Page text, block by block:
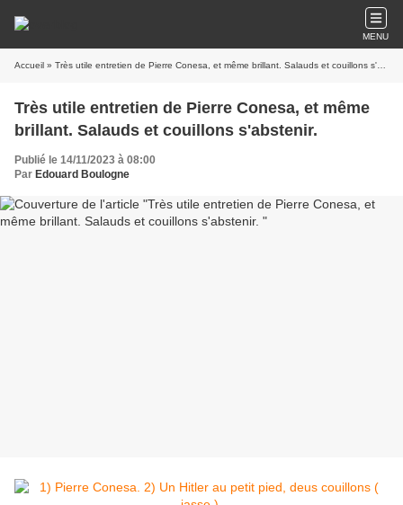
MENU
Accueil » Très utile entretien de Pierre Conesa, et même brillant. Salauds et couillons s'abstenir.
Très utile entretien de Pierre Conesa, et même
brillant. Salauds et couillons s'abstenir.
Publié le 14/11/2023 à 08:00
Par Edouard Boulogne